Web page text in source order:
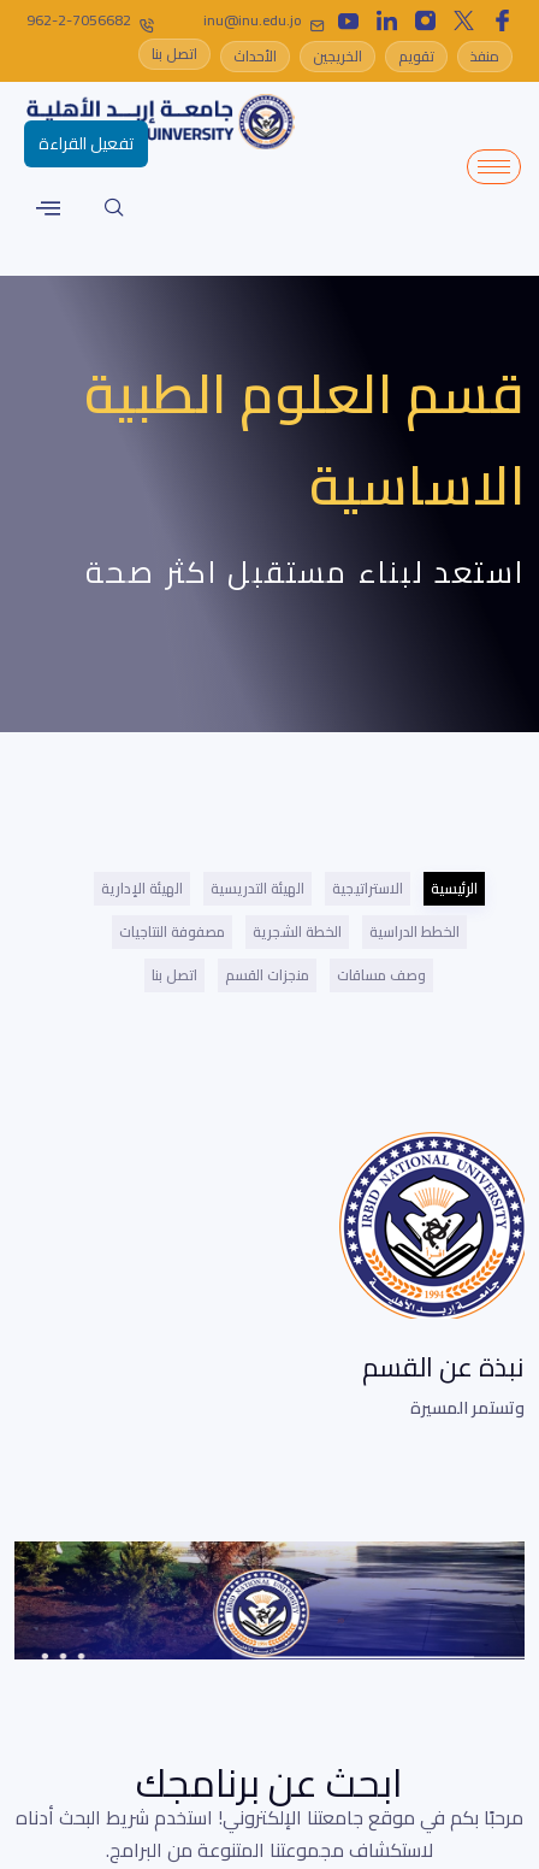
inu@inu.edu.jo
962-2-7056682
منفذ
تقويم الخريجين الأحداث اتصل بنا
قسم العلوم الطبية
الاساسية
استعد لبناء مستقبل اكثر صحة
الرئيسية الاستراتيجية الهيئة التدريسية
الهيئة الإدارية
الخطط الدراسية
الخطة الشجرية
مصفوفة النتاجيات
وصف مساقات
منجزات القسم اتصل بنا
نبذة عن القسم
وتستمر المسيرة
ابحث عن برنامجك
مرحبًا بكم في موقع جامعتنا الإلكتروني! استخدم شريط البحث أدناه
لاستكشاف مجموعتنا المتنوعة من البرامج.
تفعيل القراءة